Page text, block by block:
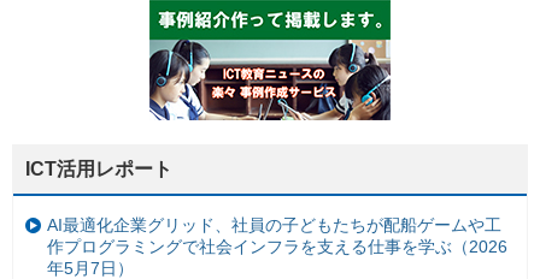
ICT活用レポート
AI最適化企業グリッド、社員の子どもたちが配船ゲームや工
作プログラミングで社会インフラを支える仕事を学ぶ（2026
年5月7日）